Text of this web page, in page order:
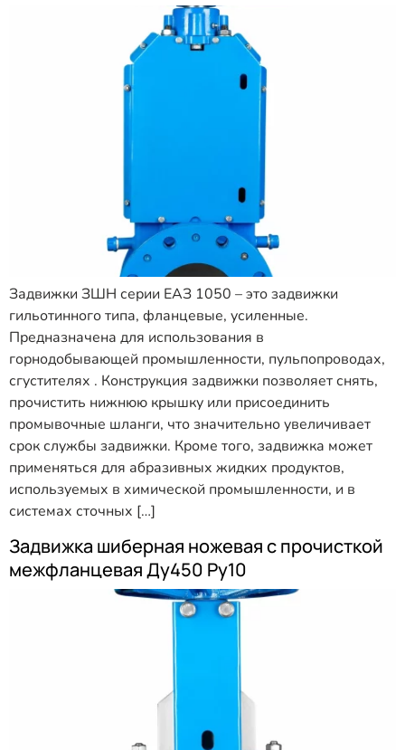
Задвижки ЗШН серии ЕАЗ 1050 – это задвижки
гильотинного типа, фланцевые, усиленные.
Предназначена для использования в
горнодобывающей промышленности, пульпопроводах,
сгустителях . Конструкция задвижки позволяет снять,
прочистить нижнюю крышку или присоединить
промывочные шланги, что значительно увеличивает
срок службы задвижки. Кроме того, задвижка может
применяться для абразивных жидких продуктов,
используемых в химической промышленности, и в
системах сточных […]
Задвижка шиберная ножевая с прочисткой
межфланцевая Ду450 Ру10